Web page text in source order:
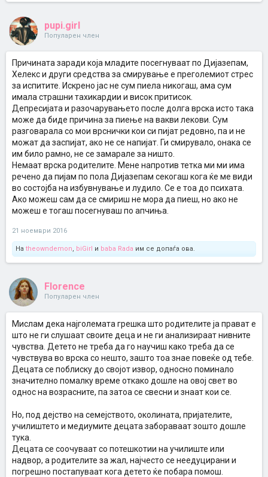
pupi.girl
Популарен член
Причината заради која младите посегнуваат по Дијазепам,
Хелекс и други средства за смирување е преголемиот стрес
за испитите. Искрено јас не сум пиела никогаш, ама сум
имала страшни тахикардии и висок притисок.
Депресијата и разочарувањето после долга врска исто така
може да биде причина за пиење на вакви лекови. Сум
разговарала со мои врснички кои си пијат редовно, па и не
можат да заспијат, ако не се напијат. Ги смирувало, онака се
им било рамно, не се замарале за ништо.
Немаат врска родителите. Мене напротив тетка ми ми има
речено да пијам по пола Дијазепам секогаш кога ќе ме види
во состојба на избувнување и лудило. Се е тоа до психата.
Ако можеш сам да се смириш не мора да пиеш, но ако не
можеш е тогаш посегнуваш по апчиња.
21 ноември 2016
На theowndemon, biGirl и baba Rada им се допаѓа ова.
Florenсе
Популарен член
Мислам дека најголемата грешка што родителите ја прават е
што не ги слушаат своите деца и не ги анализираат нивните
чувства. Детето не треба да го научиш како треба да се
чувствува во врска со нешто, зашто тоа знае повеќе од тебе.
Децата се поблиску до својот извор, односно поминало
значително помалку време откако дошле на овој свет во
однос на возрасните, па затоа се свесни и знаат кои се.
Но, под дејство на семејството, околината, пријателите,
училиштето и медиумите децата забораваат зошто дошле
тука.
Децата се соочуваат со потешкотии на училиште или
надвор, а родителите за жал, најчесто се неедуцирани и
погрешно постапуваат кога детето ќе побара помош.